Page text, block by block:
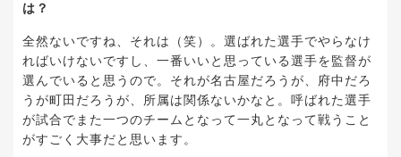
は？
全然ないですね、それは（笑）。選ばれた選手でやらなけ
ればいけないですし、一番いいと思っている選手を監督が
選んでいると思うので。それが名古屋だろうが、府中だろ
うが町田だろうが、所属は関係ないかなと。呼ばれた選手
が試合でまた一つのチームとなって一丸となって戦うこと
がすごく大事だと思います。